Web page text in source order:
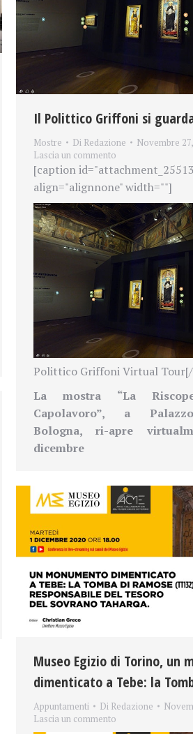
Il Polittico Griffoni si
Mostre Di Redazione
Novembre
Lascia un commento
[caption
align="alignnone" width=""]
Polittico Griffoni Virtual
La mostra “La
Capolavoro”, a
Bologna,ri-apre
dicembre
Museo Egizio di Torino, un
dimenticato a Tebe: la
Appuntamenti Di Redazione
Lascia un commento